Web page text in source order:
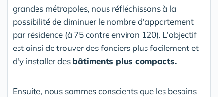
grandes métropoles, nous réfléchissons à la
possibilité de diminuer le nombre d'appartement
par résidence (à 75 contre environ 120). L'objectif
est ainsi de trouver des fonciers plus facilement et
d'y installer des bâtiments plus compacts.
Ensuite, nous sommes conscients que les besoins